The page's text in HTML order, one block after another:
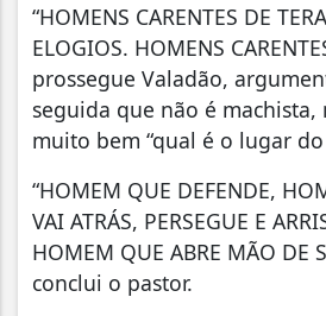
“HOMENS CARENTES DE
ELOGIOS. HOMENS
prossegue Valadão,
seguida que não é machista,
muito bem “qual é o lugar
“HOMEM QUE DEFENDE,
VAI ATRÁS, PERSEGUE E
HOMEM QUE ABRE MÃO DE
conclui o pastor.